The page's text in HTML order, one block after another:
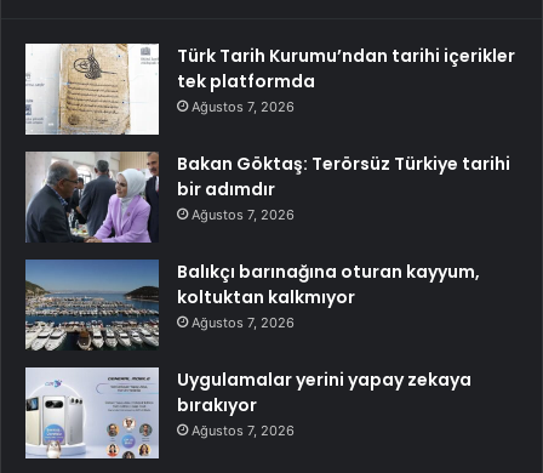
Türk Tarih Kurumu’ndan tarihi içerikler
tek platformda
Ağustos 7, 2026
Bakan Göktaş: Terörsüz Türkiye tarihi
bir adımdır
Ağustos 7, 2026
Balıkçı barınağına oturan kayyum,
koltuktan kalkmıyor
Ağustos 7, 2026
Uygulamalar yerini yapay zekaya
bırakıyor
Ağustos 7, 2026